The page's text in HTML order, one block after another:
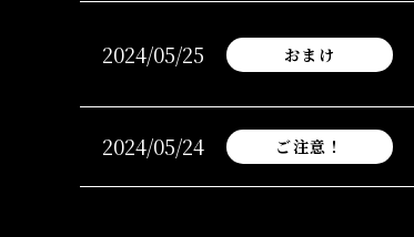
2024/05/25 おまけ
2024/05/24 ご注意！